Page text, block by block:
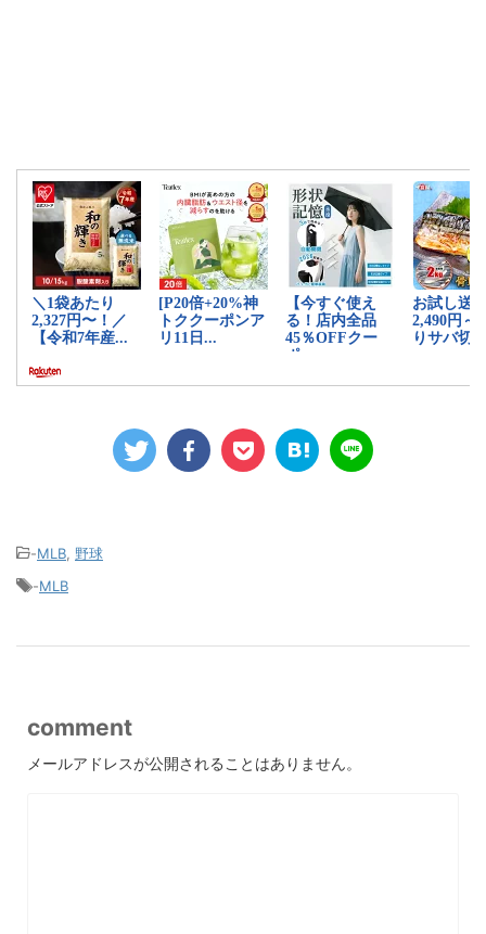
-MLB 野球
-MLB
comment
メールアドレスが公開されることはありません。